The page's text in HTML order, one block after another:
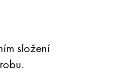
složení